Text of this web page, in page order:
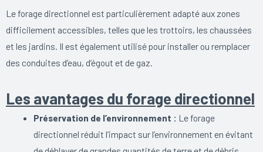
Le forage directionnel est particulièrement adapté aux zones
difficilement accessibles, telles que les trottoirs, les chaussées
et les jardins. Il est également utilisé pour installer ou remplacer
des conduites d’eau, d’égout et de gaz.
Les avantages du forage directionnel
Préservation de l’environnement : Le forage
directionnel réduit l’impact sur l’environnement en évitant